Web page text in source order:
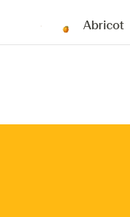
Abricot